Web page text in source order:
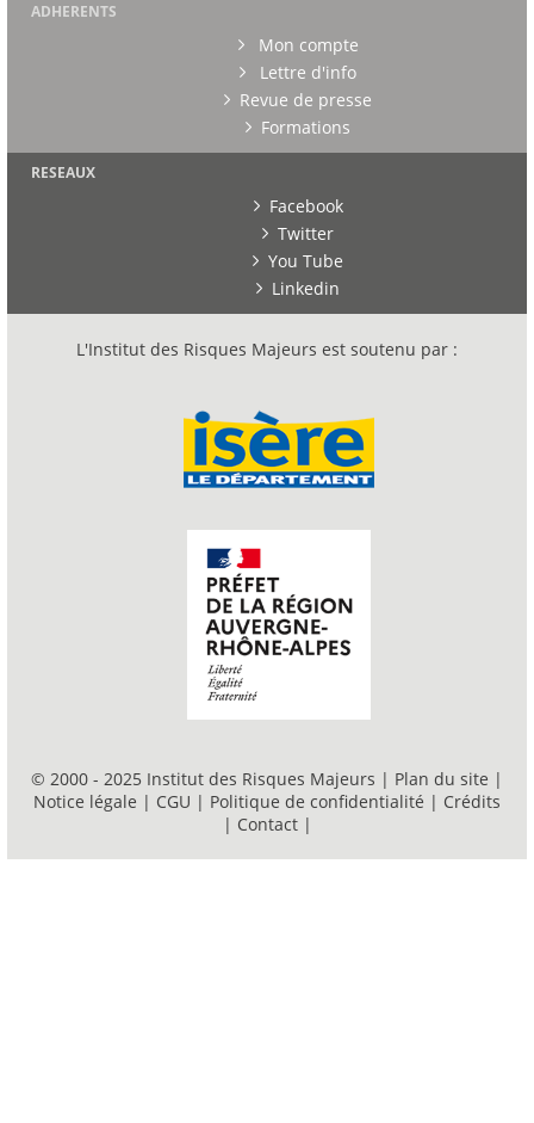
ADHERENTS
Mon compte
Lettre d'info
Revue de presse
Formations
RESEAUX
Facebook
Twitter
You Tube
Linkedin
L'Institut des Risques Majeurs est soutenu par :
© 2000 - 2025 Institut des Risques Majeurs | Plan du site |
Notice légale | CGU | Politique de confidentialité | Crédits
| Contact |